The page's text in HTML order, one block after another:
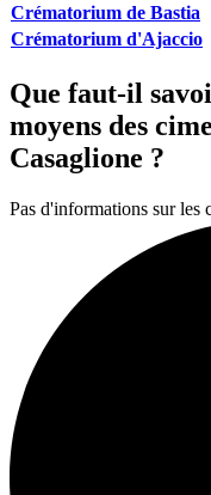
Crématorium de Bastia
Crématorium d'Ajaccio
Que faut-il
moyens des
Casaglione ?
Pas d'informations sur les